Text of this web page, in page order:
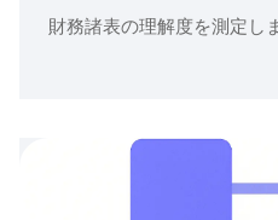
財務諸表の理解度を測定し